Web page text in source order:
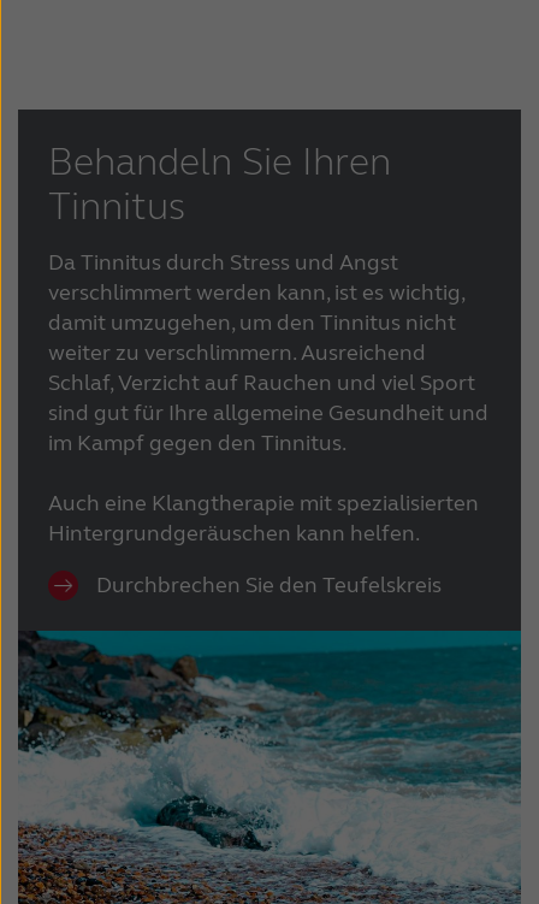
Behandeln Sie Ihren
Tinnitus
Da Tinnitus durch Stress und Angst
verschlimmert werden kann, ist es wichtig,
damit umzugehen, um den Tinnitus nicht
weiter zu verschlimmern. Ausreichend
Schlaf, Verzicht auf Rauchen und viel Sport
sind gut für Ihre allgemeine Gesundheit und
im Kampf gegen den Tinnitus.
Auch eine Klangtherapie mit spezialisierten
Hintergrundgeräuschen kann helfen.
Durchbrechen Sie den Teufelskreis